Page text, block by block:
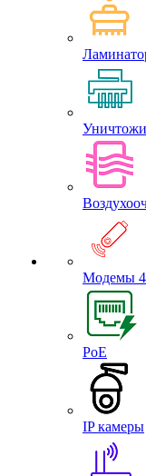
Модемы
PoE
IP камеры